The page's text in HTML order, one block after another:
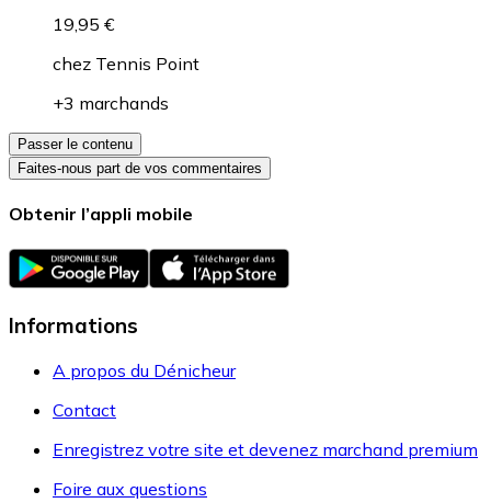
19,95 €
chez Tennis Point
+3 marchands
Passer le contenu
Faites-nous part de vos commentaires
Obtenir l’appli mobile
Informations
A propos du Dénicheur
Contact
Enregistrez votre site et devenez marchand premium
Foire aux questions